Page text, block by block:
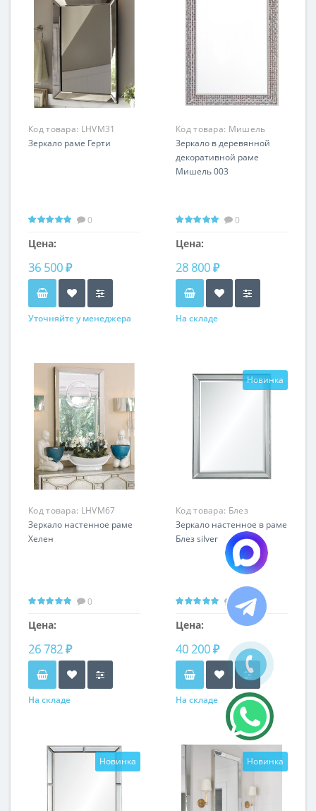
Код товара: LHVM31
Зеркало раме Герти
0
Цена:
36 500 ₽
Уточняйте у менеджера
Код товара: Мишель
RS299-BL
Зеркало в деревянной
декоративной раме
Мишель 003
0
Цена:
28 800 ₽
На складе
Код товара: LHVM67
Зеркало настенное раме
Хелен
0
Цена:
26 782 ₽
На складе
Новинка
Код товара: Блез
LHVM98S
Зеркало настенное в раме
Блез silver
0
Цена:
40 200 ₽
На складе
Новинка Новинка